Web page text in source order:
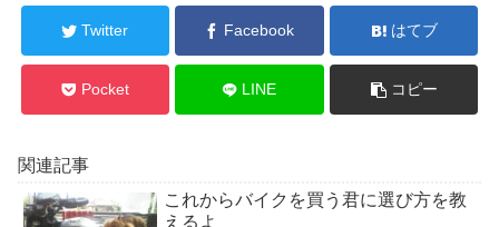
Twitter Facebook はてブ
Pocket LINE コピー
関連記事
これからバイクを買う君に選び方を教
えるよ